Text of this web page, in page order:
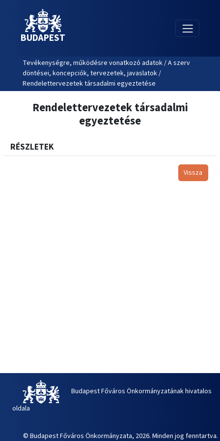
BUDAPEST
Tevékenységre, működésre vonatkozó adatok / A szerv
döntései, koncepciók, tervezetek, javaslatok /
Rendelettervezetek társadalmi egyeztetése
Rendelettervezetek társadalmi
egyeztetése
RÉSZLETEK
Vissza
Budapest Főváros Önkormányzatának hivatalos
oldala
© Budapest Főváros Önkormányzata, 2026. Minden jog fenntartva.